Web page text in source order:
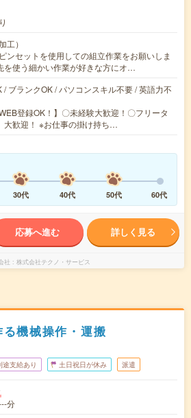
工）
ンセットを使用しての組立作業をお願いしま
を使う細かい作業が好きな方にオ…
/ ブランクOK / パソコンスキル不要 / 英語力不
登録OK！】〇未経験大歓迎！〇フリータ
歓迎！ ※お仕事の掛け持ち…
30代 40代 50代 60代
応募へ進む 詳しく見る
社 株式会社テクノ・サービス
機械操作・運搬
途支給あり 土日祝日が休み 派遣
分